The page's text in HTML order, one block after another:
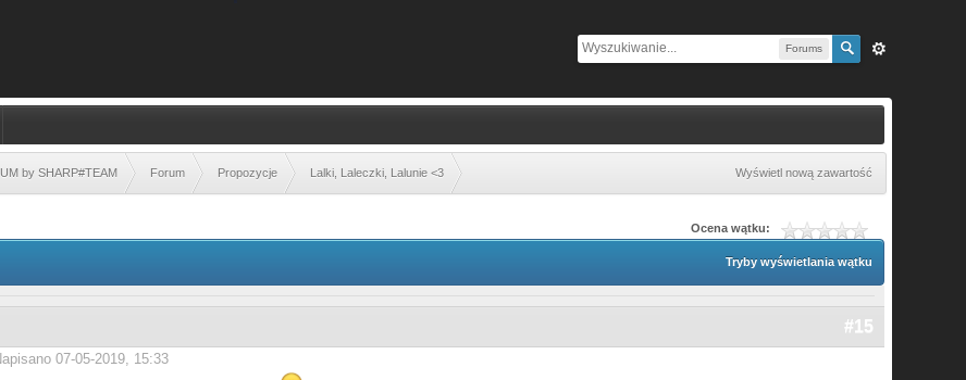
Forums
by SHARP#TEAM Forum Propozycje Lalki, Laleczki, Lalunie <3 Wyświetl nową zawartość
Ocena wątku:
Tryby wyświetlania wątku
#15
07-05-2019, 15:33